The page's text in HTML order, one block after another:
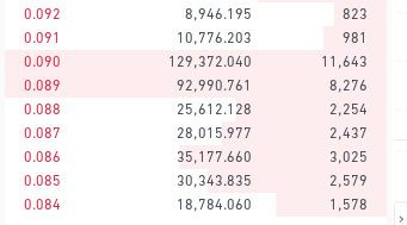
0.092
8,946.195
823
0.091
10,776.203
981
0.090
129,372.040
11,643
0.089
92,990.761
8,276
0.088
25,612.128
2,254
0.087
28,015.977
2,437
0.086
35,177.660
3,025
0.085
30,343.835
2,579
0.084
18,784.060 1,578